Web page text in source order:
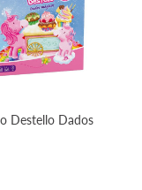
Destello Dados